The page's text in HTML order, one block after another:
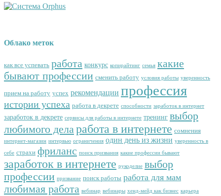
Облако меток
как все успевать работа конкурс копирайтинг семья какие
бывают профессии сменить работу условия работы уверенность
прием на работу успех рекомендации профессия
истории успеха работа в декрете способности заработок в интернет
заработок в декрете сервисы для работы в интернете тренинг выбор
любимого деларабота в интернете сомнения
интернет-магазин интервью ограничения один день из жизни уверенность в
себе страхи фриланс поиск призвания какие профессии бывают
заработок в интернете рукоделие выбор
профессии призвание поиск работы работа для мам
любимая работа вебинар вебинары хенд-мейд как бизнес карьера